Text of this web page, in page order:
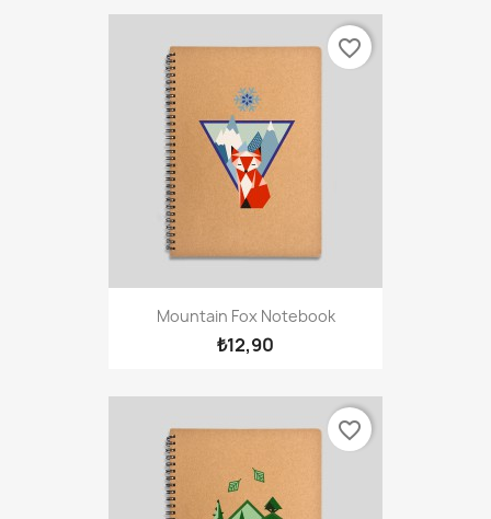
Mountain Fox Notebook
₺12,90
favorite_border
favorite_border